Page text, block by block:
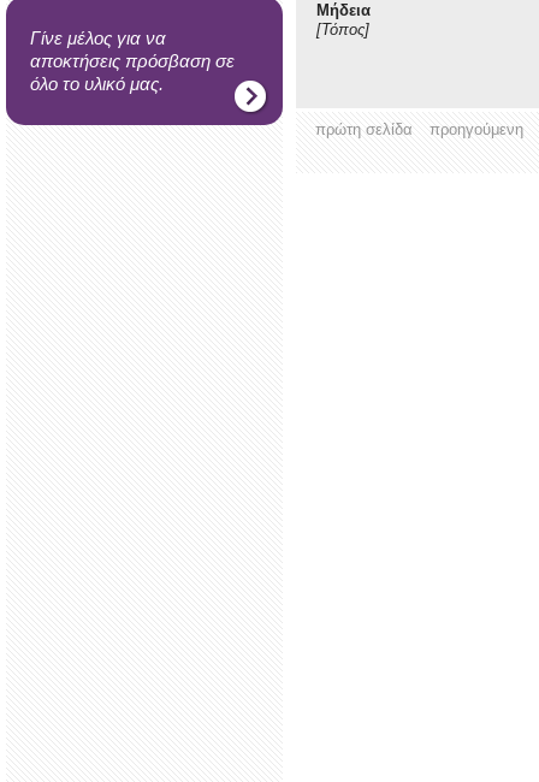
Γίνε μέλος για να
αποκτήσεις πρόσβαση σε
όλο το υλικό μας.
Μήδεια
[Τόπος]
πρώτη σελίδα προηγούμενη